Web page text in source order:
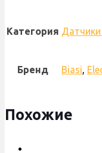
Категория
Бренд Biasi,
Похожие